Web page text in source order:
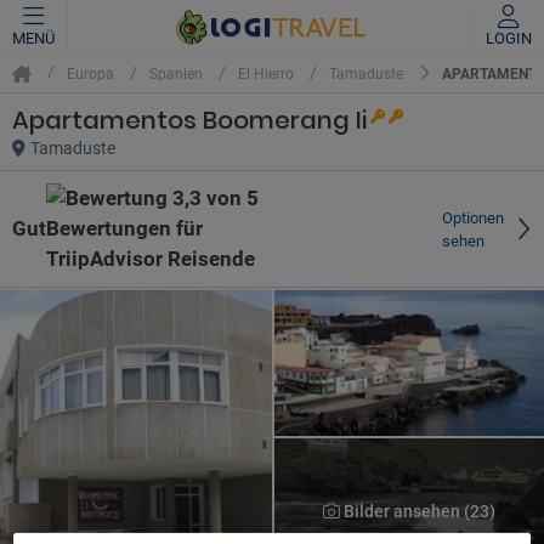
MENÜ LOGIN
Europa Spanien El Hierro Tamaduste
Apartamentos Boomerang Ii
Tamaduste
Gut
Optionen
sehen
Bilder ansehen (23)